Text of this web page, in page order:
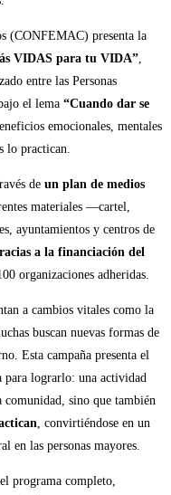
(CONFEMAC) presenta la
VIDAS para tu VIDA”
entre las Personas
el lema “Cuando dar se
emocionales, mentales
lo practican.
de un plan de medios
materiales —cartel,
ayuntamientos y centros de
a la financiación del
organizaciones adheridas.
a cambios vitales como la
buscan nuevas formas de
Esta campaña presenta el
lograrlo: una actividad
sino que también
, convirtiéndose en un
en las personas mayores.
programa completo,